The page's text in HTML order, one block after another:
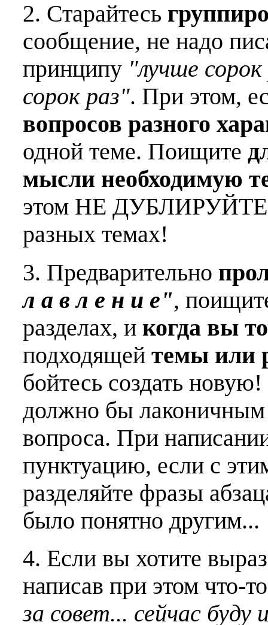
2. Старайтесь
сообщение, не надо
принципу "лучше
сорок раз". При этом,
вопросов разного
одной теме. Поищите
мысли необходимую
этом НЕ ДУБЛИРУЙТЕ
разных темах!
3. Предварительно
л а в л е н и е",
разделах, и когда вы
подходящей темы или
бойтесь создать
должно бы лаконичным
вопроса. При
пунктуацию, если с
разделяйте фразы
было понятно другим...
4. Если вы хотите
написав при этом что-
за совет... сейчас буду